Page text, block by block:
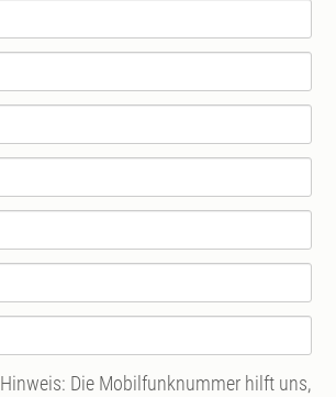
Hinweis: Die Mobilfunknummer hilft uns,